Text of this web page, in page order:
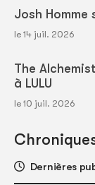
Josh Homme
le 14 juil. 2026
The
à LULU
le 10 juil. 2026
Dernières